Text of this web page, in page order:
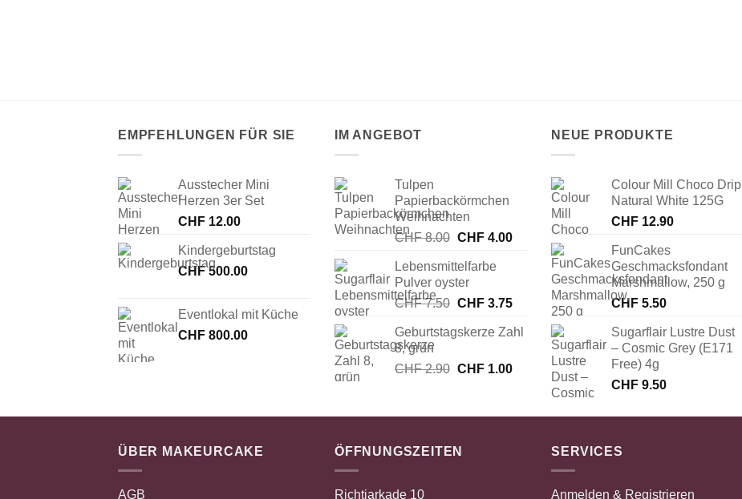
EMPFEHLUNGEN FÜR SIE
Ausstecher Mini
Herzen 3er Set
CHF 12.00
Kindergeburtstag
CHF500.00
Eventlokal mit Küche
CHF 800.00
IM ANGEBOT
Tulpen
Papierbackörmchen
Weihnachten
CHF8.00 Ursprünglicher
war:
CHF 8.00
CHF4.00Aktueller
CHF 4.00.
Lebensmittelfarbe
Pulver oyster
CHF7.50 Ursprünglicher
war:
CHF3.75Aktueller
ist:
CHF 3.75.
Geburtstagskerze Zahl
8, grün
CHF2.90 Ursprünglicher
CHF 2.90
CHF1.00Aktueller
CHF 1.00.
NEUE PRODUKTE
Colour Mill Choco Drip
Natural White 125G
CHF 12.90
FunCakes
Geschmacksfondant
Marshmallow, 250 g
CHF 5.50
Sugarflair Lustre Dust
– Cosmic Grey (E171
Free) 4g
CHF 9.50
ÜBER MAKEURCAKE
AGB
ÖFFNUNGSZEITEN
Richtiarkade 10
SERVICES
Anmelden & Registrieren